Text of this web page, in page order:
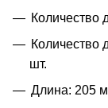
Количество
Количество
шт.
Длина: 205